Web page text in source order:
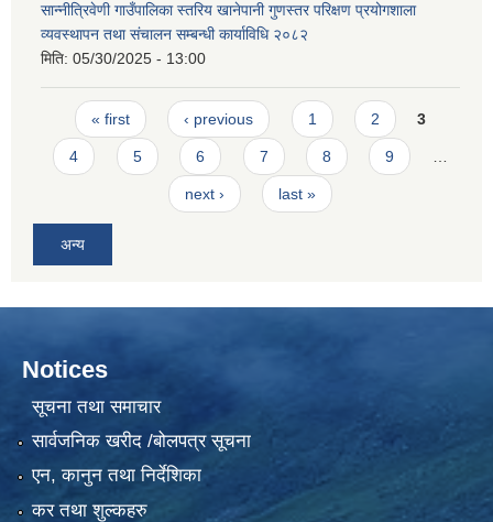
सान्नीत्रिवेणी गाउँपालिका स्तरिय खानेपानी गुणस्तर परिक्षण प्रयोगशाला
व्यवस्थापन तथा संचालन सम्बन्धी कार्याविधि २०८२
मिति: 05/30/2025 - 13:00
Pages
« first ‹ previous 1 2 3
4 5 6 7 8 9
next › last »
अन्य
Notices
सूचना तथा समाचार
सार्वजनिक खरीद /बोलपत्र सूचना
एन, कानुन तथा निर्देशिका
कर तथा शुल्कहरु